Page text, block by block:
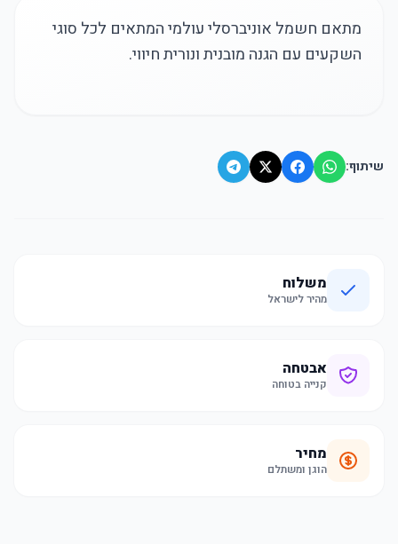
מתאם חשמל אוניברסלי עולמי המתאים לכל סוגי
השקעים עם הגנה מובנית ונורית חיווי.
שיתוף:
משלוח
מהיר לישראל
אבטחה
קנייה בטוחה
מחיר
הוגן ומשתלם